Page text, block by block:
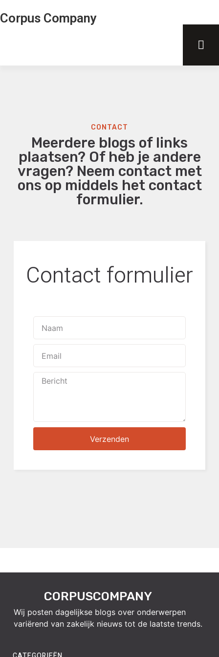
Corpus Company
CONTACT
Meerdere blogs of links
plaatsen? Of heb je andere
vragen? Neem contact met
ons op middels het contact
formulier.
Contact formulier
Verzenden
CORPUSCOMPANY
Wij posten dagelijkse blogs over onderwerpen
variërend van zakelijk nieuws tot de laatste trends.